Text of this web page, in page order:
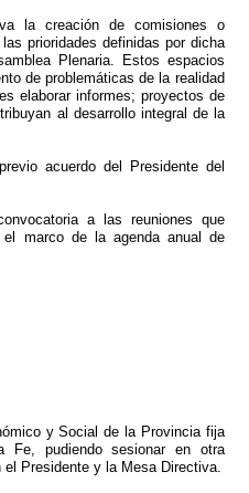
la creación de comisiones o
prioridades definidas por dicha
Plenaria. Estos espacios
de problemáticas de la realidad
elaborar informes; proyectos de
al desarrollo integral de la
acuerdo del Presidente del
a las reuniones que
marco de la agenda anual de
y Social de la Provincia fija
pudiendo sesionar en otra
el Presidente y la Mesa Directiva.